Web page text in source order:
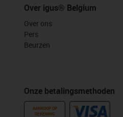
Over igus® Belgium
Over ons
Pers
Beurzen
Onze betalingsmethoden
AANKOOP OP
REKENING